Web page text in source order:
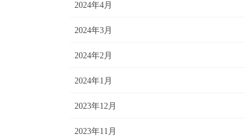
2024年4月
2024年3月
2024年2月
2024年1月
2023年12月
2023年11月